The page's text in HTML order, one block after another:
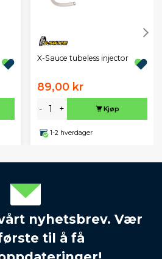
X-Sauce tubeless injector
89,00 kr
- + Kjøp
1-2 hverdager
nyhetsbrev. Vær
til å få